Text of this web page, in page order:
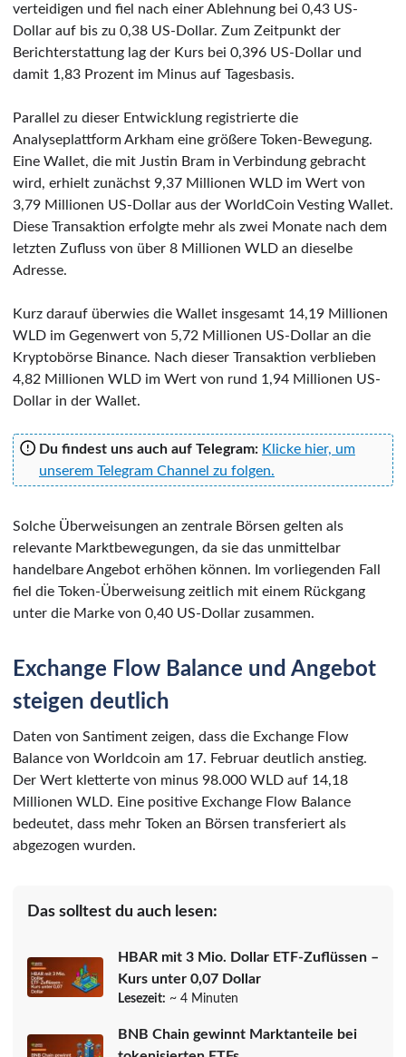
verteidigen und fiel nach einer Ablehnung bei 0,43 US-
Dollar auf bis zu 0,38 US-Dollar. Zum Zeitpunkt der
Berichterstattung lag der Kurs bei 0,396 US-Dollar und
damit 1,83 Prozent im Minus auf Tagesbasis.
Parallel zu dieser Entwicklung registrierte die
Analyseplattform Arkham eine größere Token-Bewegung.
Eine Wallet, die mit Justin Bram in Verbindung gebracht
wird, erhielt zunächst 9,37 Millionen WLD im Wert von
3,79 Millionen US-Dollar aus der WorldCoin Vesting Wallet.
Diese Transaktion erfolgte mehr als zwei Monate nach dem
letzten Zufluss von über 8 Millionen WLD an dieselbe
Adresse.
Kurz darauf überwies die Wallet insgesamt 14,19 Millionen
WLD im Gegenwert von 5,72 Millionen US-Dollar an die
Kryptobörse Binance. Nach dieser Transaktion verblieben
4,82 Millionen WLD im Wert von rund 1,94 Millionen US-
Dollar in der Wallet.
Du findest uns auch auf Telegram: Klicke hier, um
unserem Telegram Channel zu folgen.
Solche Überweisungen an zentrale Börsen gelten als
relevante Marktbewegungen, da sie das unmittelbar
handelbare Angebot erhöhen können. Im vorliegenden Fall
fiel die Token-Überweisung zeitlich mit einem Rückgang
unter die Marke von 0,40 US-Dollar zusammen.
Exchange Flow Balance und Angebot
steigen deutlich
Daten von Santiment zeigen, dass die Exchange Flow
Balance von Worldcoin am 17. Februar deutlich anstieg.
Der Wert kletterte von minus 98.000 WLD auf 14,18
Millionen WLD. Eine positive Exchange Flow Balance
bedeutet, dass mehr Token an Börsen transferiert als
abgezogen wurden.
Das solltest du auch lesen:
HBAR mit 3 Mio. Dollar ETF-Zuflüssen –
Kurs unter 0,07 Dollar
Lesezeit: ~ 4 Minuten
BNB Chain gewinnt Marktanteile bei